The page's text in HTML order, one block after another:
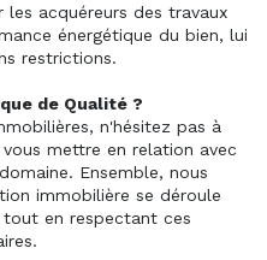
acquéreurs des travaux
énergétique du bien, lui
restrictions.
de Qualité ?
n'hésitez pas à
mettre en relation avec
Ensemble, nous
immobilière se déroule
en respectant ces